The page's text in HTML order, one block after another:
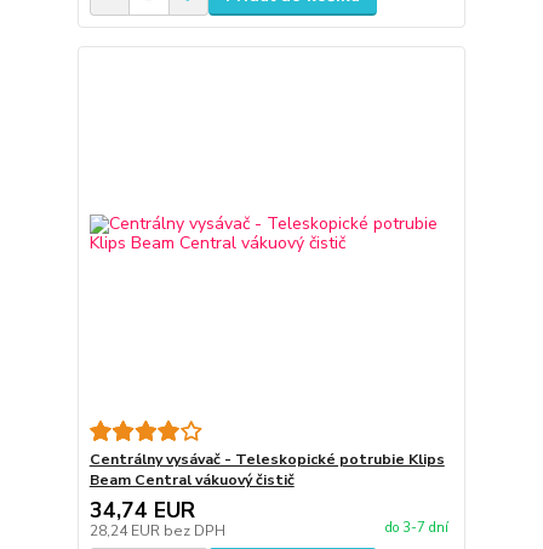
Centrálny vysávač - Teleskopické potrubie Klips
Beam Central vákuový čistič
34,74 EUR
28,24 EUR bez DPH do 3-7 dní